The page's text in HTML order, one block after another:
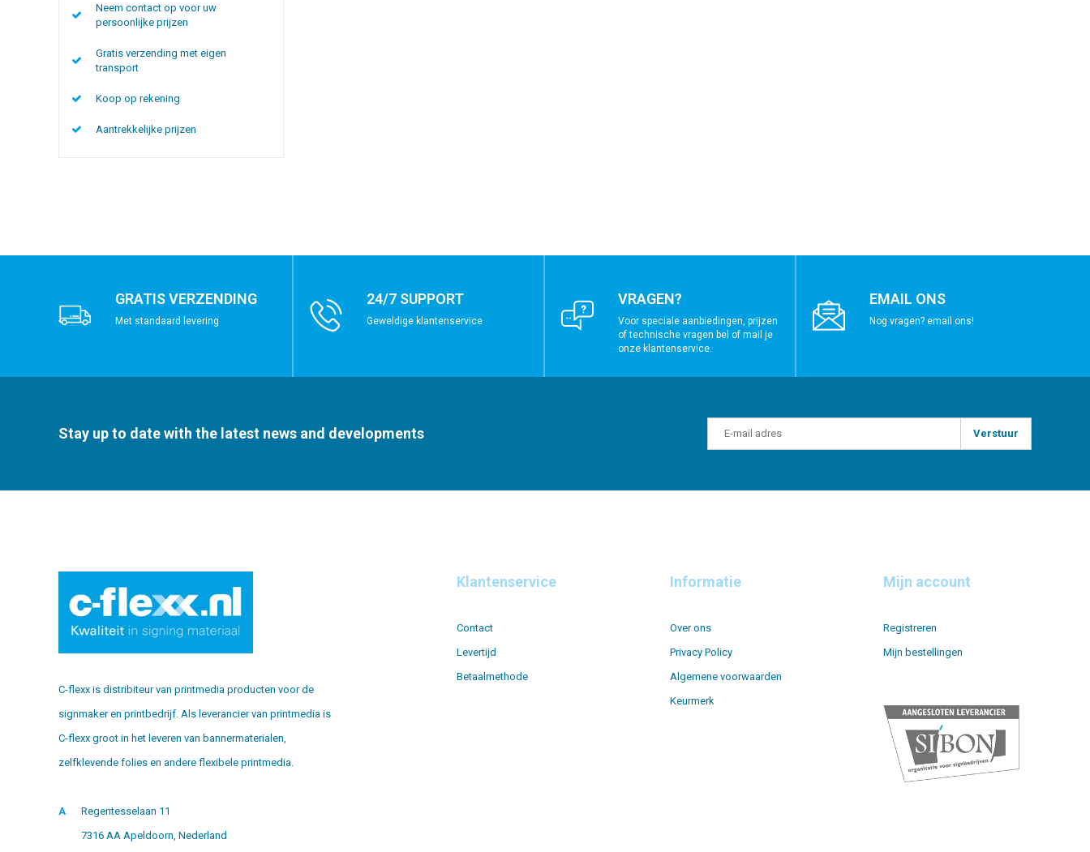
Neem contact op voor uw
persoonlijke prijzen
Gratis verzending met eigen
transport
Koop op rekening
Aantrekkelijke prijzen
GRATIS VERZENDING
Met standaard levering
24/7 SUPPORT
Geweldige klantenservice
VRAGEN?
Voor speciale aanbiedingen, prijzen
of technische vragen bel of mail je
onze klantenservice.
EMAIL ONS
Nog vragen? email ons!
Stay up to date with the latest news and developments Verstuur
C-flexx is distribiteur van printmedia producten voor de
signmaker en printbedrijf. Als leverancier van printmedia is
C-flexx groot in het leveren van bannermaterialen,
zelfklevende folies en andere flexibele printmedia.
A
Regentesselaan 11
7316 AA Apeldoorn, Nederland
Klantenservice
Contact
Levertijd
Betaalmethode
Informatie
Over ons
Privacy Policy
Algemene voorwaarden
Keurmerk
Mijn account
Registreren
Mijn bestellingen